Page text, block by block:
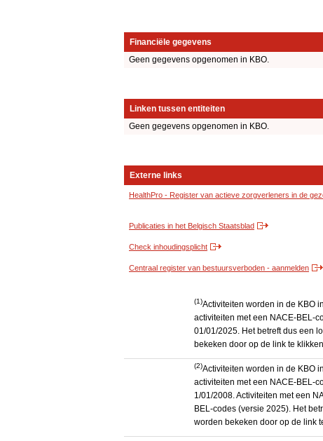
Financiële gegevens
Geen gegevens opgenomen in KBO.
Linken tussen entiteiten
Geen gegevens opgenomen in KBO.
Externe links
HealthPro - Register van actieve zorgverleners in de
Publicaties in het Belgisch Staatsblad
Check inhoudingsplicht
Centraal register van bestuursverboden - aanmelden
(1)Activiteiten worden in de KBO
activiteiten met een NACE-BEL-
01/01/2025. Het betreft dus een
bekeken door op de link te
(2)Activiteiten worden in de KBO
activiteiten met een NACE-BEL-
1/01/2008. Activiteiten met een
BEL-codes (versie 2025). Het
worden bekeken door op de link